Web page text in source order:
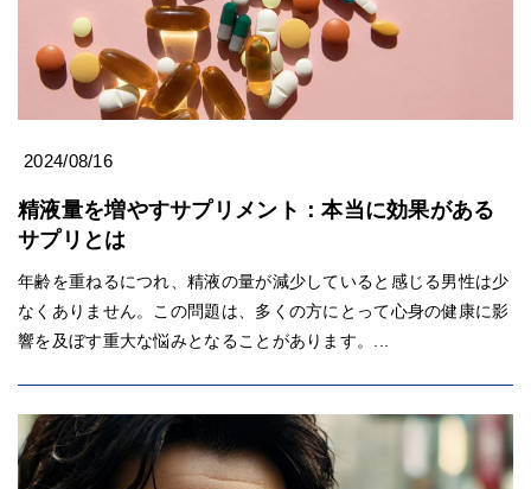
2024/08/16
精液量を増やすサプリメント：本当に効果がある
サプリとは
年齢を重ねるにつれ、精液の量が減少していると感じる男性は少
なくありません。この問題は、多くの方にとって心身の健康に影
響を及ぼす重大な悩みとなることがあります。...